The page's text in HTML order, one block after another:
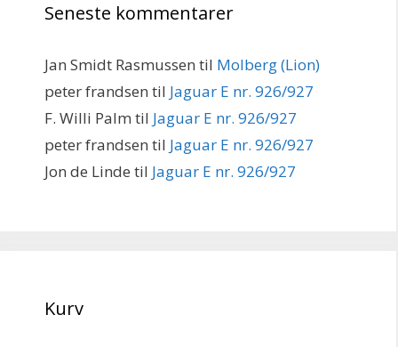
Seneste kommentarer
Jan Smidt Rasmussen til Molberg (Lion)
peter frandsen til Jaguar E nr. 926/927
F. Willi Palm til Jaguar E nr. 926/927
peter frandsen til Jaguar E nr. 926/927
Jon de Linde til Jaguar E nr. 926/927
Kurv